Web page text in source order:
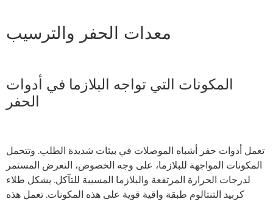
معدات الحفر والترسيب
المكونات التي تواجه البلازما في أدوات
الحفر
تعمل أدوات حفر أشباه الموصلات في بيئات شديدة الطلب. وتتحمل
المكونات المواجهة للبلازما، على وجه الخصوص، التعرض المستمر
لدرجات الحرارة المرتفعة والبلازما المسببة للتآكل. يشكل طلاء
كربيد التنتالوم طبقة واقية قوية على هذه المكونات. تعمل هذه